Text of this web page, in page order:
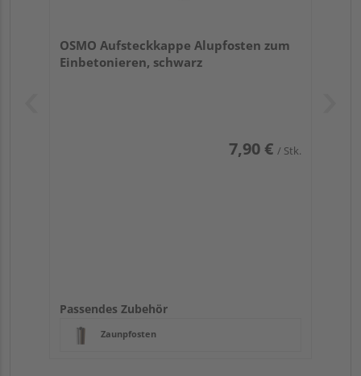
OSMO Aufsteckkappe Alupfosten zum
Einbetonieren, schwarz
7,90 € / Stk.
Passendes Zubehör
Zaunpfosten